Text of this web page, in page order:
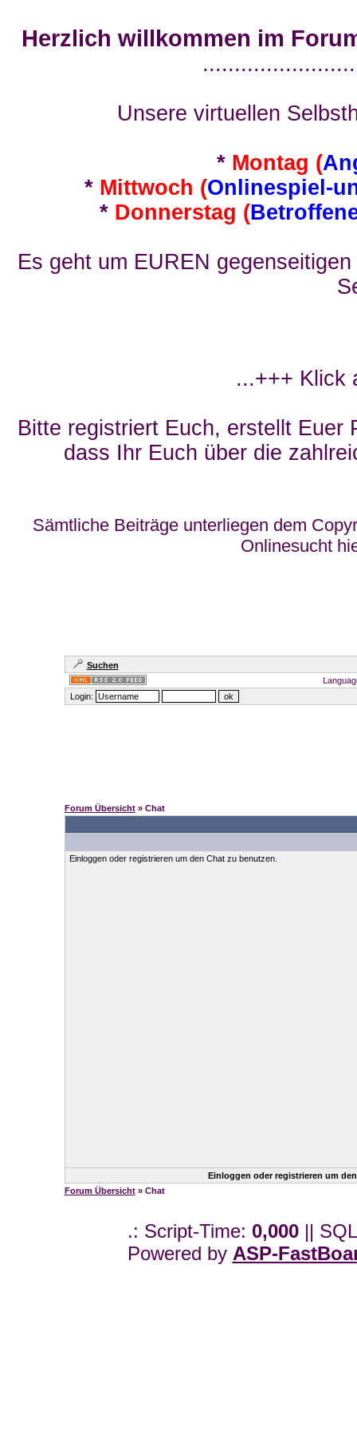
Herzlich willkommen im
Unsere virtuellen
* Montag (
* Mittwoch (Onlinespiel-
* Donnerstag (
Es geht um EUREN
...+++ Klick
Bitte registriert Euch, erstellt Euer
dass Ihr Euch über die
Sämtliche Beiträge unterliegen dem
Onlinesucht
Suchen
Login:
Forum Übersicht» Chat
Einloggen oder registrieren um den Chat zu benutzen.
Einloggen oder registrieren um
Forum Übersicht» Chat
.: Script-Time: 0,000||
Powered by ASP-